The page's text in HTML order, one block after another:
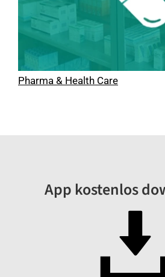
Pharma & Health Care
App kostenlos